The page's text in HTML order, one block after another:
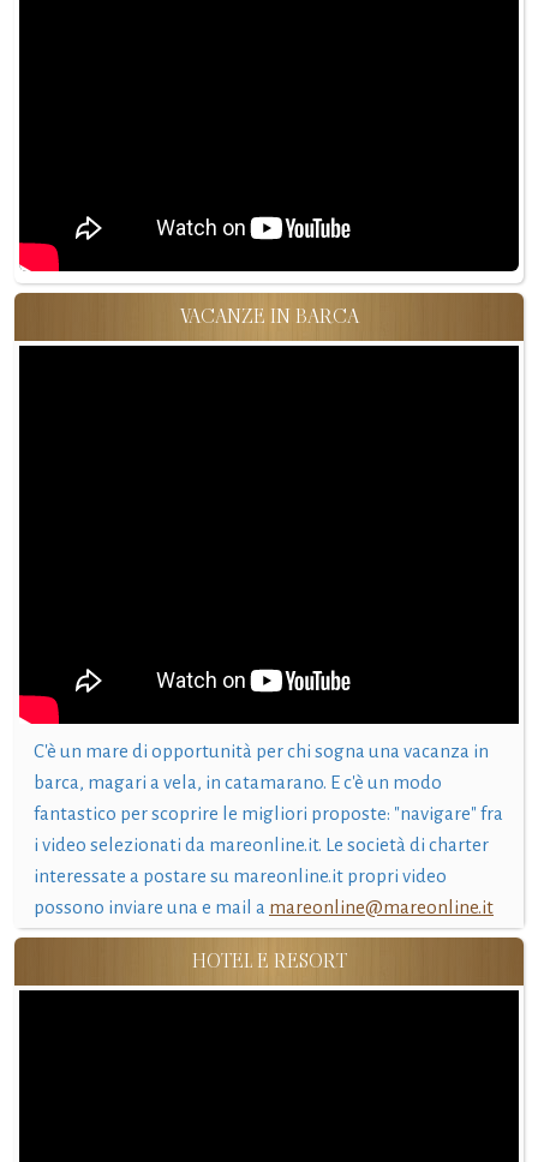
VACANZE IN BARCA
C'è un mare di opportunità per chi sogna una vacanza in
barca, magari a vela, in catamarano. E c'è un modo
fantastico per scoprire le migliori proposte: "navigare" fra
i video selezionati da mareonline.it. Le società di charter
interessate a postare su mareonline.it propri video
possono inviare una e mail a mareonline@mareonline.it
HOTEL E RESORT